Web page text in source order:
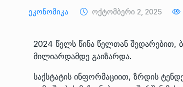
Ეკონომიკა Ოქტომბერი 2, 2025
2024 წელს წინა წელთან შედარებით,
მილიარდამდე გაიზარდა.
საქსტატის ინფორმაციით, ზრდის
8
დერეფნის…
9
თბილისის
ბალეტის…